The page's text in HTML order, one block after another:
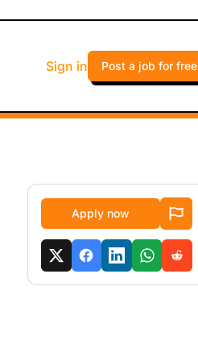
Sign in Post a job for free
Apply now